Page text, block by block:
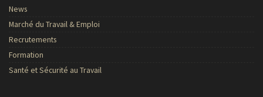
News
Marché du Travail & Emploi
Recrutements
Formation
Santé et Sécurité au Travail